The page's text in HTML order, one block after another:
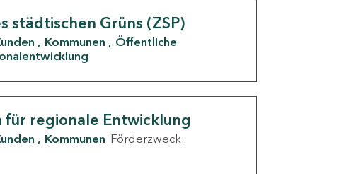
städtischen Grüns (ZSP)
Kommunen
Öffentliche
regionale Entwicklung
Kommunen Förderzweck: